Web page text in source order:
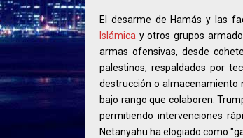
El desarme de Hamás y las
Islámica y otros grupos
armas ofensivas, desde
palestinos, respaldados por
destrucción o almacenamiento
bajo rango que colaboren.
permitiendo intervenciones
Netanyahu ha elogiado como